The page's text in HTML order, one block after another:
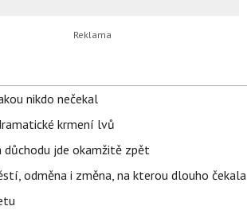
nikdo nečekal
krmení lvů
jde okamžitě zpět
odměna i změna, na kterou dlouho čekala